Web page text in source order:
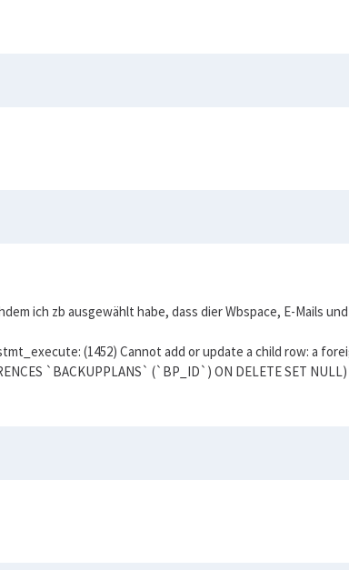
ich zb ausgewählt habe, dass dier Wbspace, E-Mails
(1452) Cannot add or update a child row: a
`BACKUPPLANS` (`BP_ID`) ON DELETE SET NULL)